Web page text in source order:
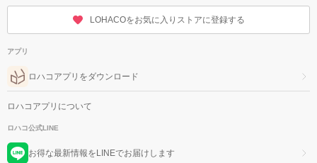
LOHACOをお気に入りストアに登録する
アプリ
ロハコアプリをダウンロード
ロハコアプリについて
ロハコ公式LINE
お得な最新情報をLINEでお届けします